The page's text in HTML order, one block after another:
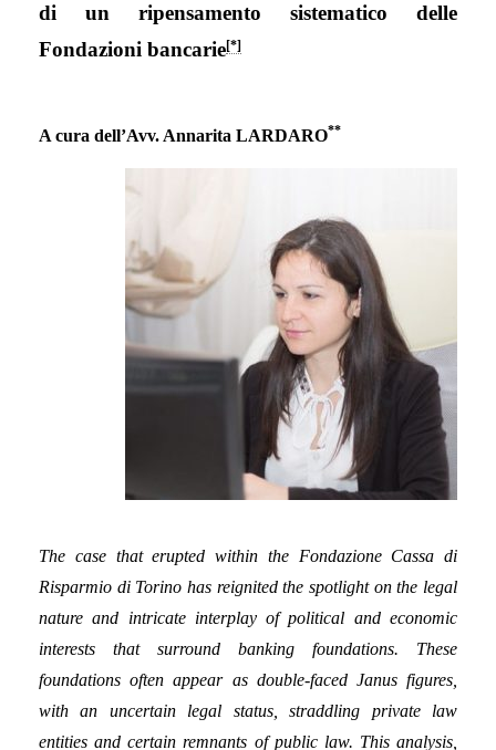
di un ripensamento sistematico delle
Fondazioni bancarie[*]
A cura dell’Avv. Annarita LARDARO**
The case that erupted within the Fondazione Cassa di
Risparmio di Torino has reignited the spotlight on the legal
nature and intricate interplay of political and economic
interests that surround banking foundations. These
foundations often appear as double-faced Janus figures,
with an uncertain legal status, straddling private law
entities and certain remnants of public law. This analysis,